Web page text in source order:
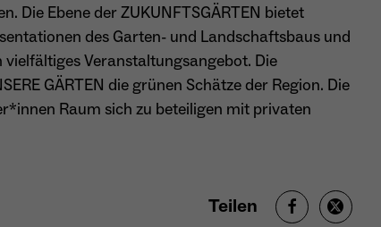
Zweck
- Wird von Google Ads / Google Tag Manager
verwendet - Dient der Conversion-Erfassung und
Nutzer mit Anzeigen interagieren
Die Ebene der ZUKUNFTSGÄRTEN bietet
des Garten- und Landschaftsbaus und
Veranstaltungsangebot. Die
GÄRTEN die grünen Schätze der Region. Die
Raum sich zu beteiligen mit privaten
Teilen